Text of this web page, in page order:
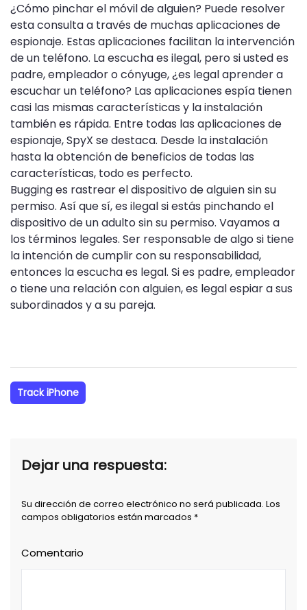
¿Cómo pinchar el móvil de alguien? Puede resolver
esta consulta a través de muchas aplicaciones de
espionaje. Estas aplicaciones facilitan la intervención
de un teléfono. La escucha es ilegal, pero si usted es
padre, empleador o cónyuge, ¿es legal aprender a
escuchar un teléfono? Las aplicaciones espía tienen
casi las mismas características y la instalación
también es rápida. Entre todas las aplicaciones de
espionaje, SpyX se destaca. Desde la instalación
hasta la obtención de beneficios de todas las
características, todo es perfecto.
Bugging es rastrear el dispositivo de alguien sin su
permiso. Así que sí, es ilegal si estás pinchando el
dispositivo de un adulto sin su permiso. Vayamos a
los términos legales. Ser responsable de algo si tiene
la intención de cumplir con su responsabilidad,
entonces la escucha es legal. Si es padre, empleador
o tiene una relación con alguien, es legal espiar a sus
subordinados y a su pareja.
Track iPhone
Dejar una respuesta:
Su dirección de correo electrónico no será publicada. Los
campos obligatorios están marcados *
Comentario